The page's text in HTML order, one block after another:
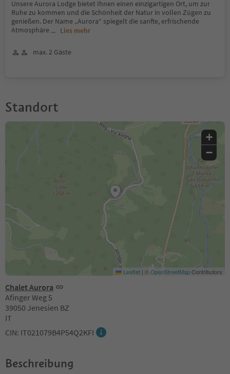
Unsere Aurora Lodge bietet Ihnen einen einzigartigen Ort, um zur
Ruhe zu kommen und die Schönheit der Natur in vollen Zügen zu
genießen. Der Name „Aurora“ spiegelt die sanfte, erfrischende
Atmosphäre ... Lies mehr
max. 2 Gäste
Standort
Chalet Aurora
Afinger Weg 5
39050 Jenesien BZ
IT
CIN: IT021079B4P54Q2KFI
+
−
Leaflet | ©OpenStreetMapContributors
Beschreibung